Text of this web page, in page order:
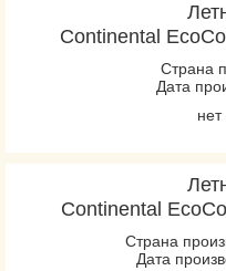
Continental
Страна
Дата
Continental
Страна
Дата